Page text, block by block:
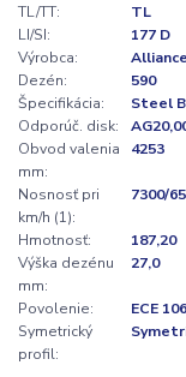
TL/TT:
TL
LI/SI:
177 D
Výrobca:
Alliance
Dezén:
590
Špecifikácia:
Steel
Odporúč. disk:
Obvod valenia
mm:
4253
Nosnosť pri
km/h (1):
7300/65
Hmotnosť:
187,20
Výška dezénu
mm:
27,0
Povolenie:
ECE 106
Symetrický
profil: